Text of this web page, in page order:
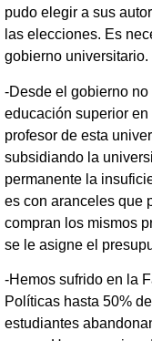
pudo elegir a sus
las elecciones. Es
gobierno universitario.
-Desde el gobierno
educación superior
profesor de esta
subsidiando la
permanente la
es con aranceles que
compran los mismos
se le asigne el
-Hemos sufrido en la
Políticas hasta 50%
estudiantes